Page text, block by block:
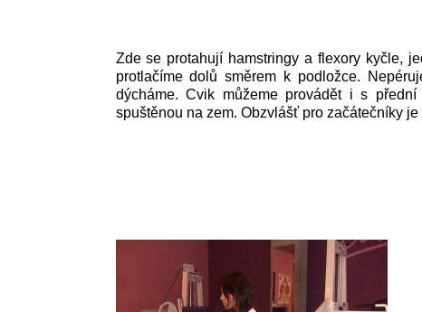
Zde se protahují hamstringy a flexory kyčle,
protlačíme dolů směrem k podložce.
dýcháme. Cvik můžeme provádět i s
spuštěnou na zem. Obzvlášť pro začátečníky